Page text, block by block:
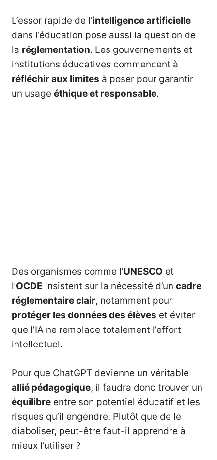
L’essor rapide de l’intelligence artificielle
dans l’éducation pose aussi la question de
la réglementation. Les gouvernements et
institutions éducatives commencent à
réfléchir aux limites à poser pour garantir
un usage éthique et responsable.
Des organismes comme l’UNESCO et
l’OCDE insistent sur la nécessité d’un cadre
réglementaire clair, notamment pour
protéger les données des élèves et éviter
que l’IA ne remplace totalement l’effort
intellectuel.
Pour que ChatGPT devienne un véritable
allié pédagogique, il faudra donc trouver un
équilibre entre son potentiel éducatif et les
risques qu’il engendre. Plutôt que de le
diaboliser, peut-être faut-il apprendre à
mieux l’utiliser ?